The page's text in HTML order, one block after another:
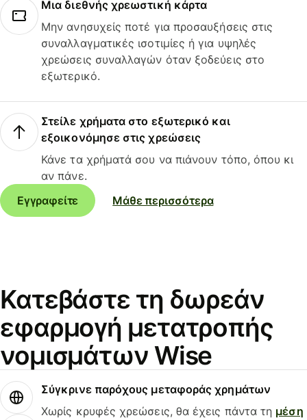
Μια διεθνής χρεωστική κάρτα
Μην ανησυχείς ποτέ για προσαυξήσεις στις
συναλλαγματικές ισοτιμίες ή για υψηλές
χρεώσεις συναλλαγών όταν ξοδεύεις στο
εξωτερικό.
Στείλε χρήματα στο εξωτερικό και
εξοικονόμησε στις χρεώσεις
Κάνε τα χρήματά σου να πιάνουν τόπο, όπου κι
αν πάνε.
Εγγραφείτε
Μάθε περισσότερα
Κατεβάστε τη δωρεάν
εφαρμογή μετατροπής
νομισμάτων Wise
Σύγκρινε παρόχους μεταφοράς χρημάτων
Χωρίς κρυφές χρεώσεις, θα έχεις πάντα τη μέση